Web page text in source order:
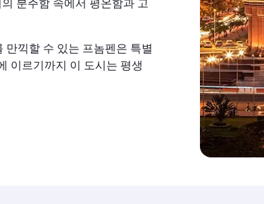
만끽할 수 있는 프놈펜은 특별
이르기까지 이 도시는 평생